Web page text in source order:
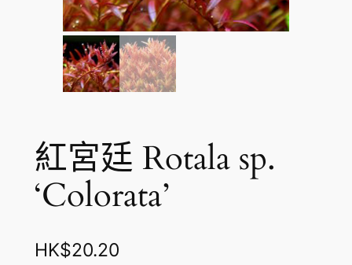
紅宮廷 Rotala sp.
‘Colorata’
HK$20.20